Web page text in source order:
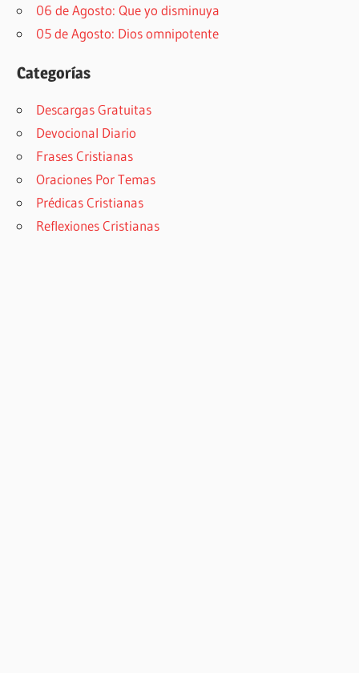
06 de Agosto: Que yo disminuya
05 de Agosto: Dios omnipotente
Categorías
Descargas Gratuitas
Devocional Diario
Frases Cristianas
Oraciones Por Temas
Prédicas Cristianas
Reflexiones Cristianas